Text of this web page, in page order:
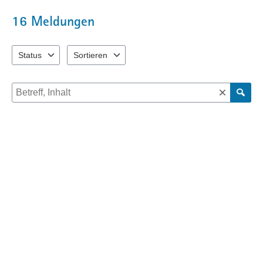
16 Meldungen
Status
Sortieren
Suche nach Meldungen und Kommentaren